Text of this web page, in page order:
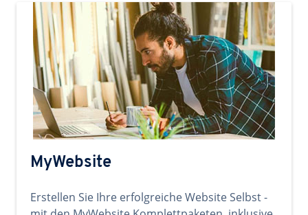
MyWebsite
Erstellen Sie Ihre erfolgreiche Website Selbst -